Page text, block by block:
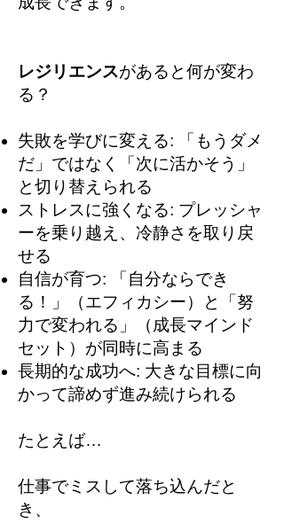
レジリエンスがあると何が変わ
る？
失敗を学びに変える: 「もうダメ
だ」ではなく
「次に活かそう」
と切り替えられる
ストレスに強くなる: プレッシャ
ーを乗り越え、冷静さを取り戻
せる
自信が育つ: 「自分ならでき
る！」（エフィカシー）と「努
力で変われる」（成長マインド
セット）が同時に高まる
長期的な成功へ: 大きな目標に向
かって諦めず進み続けられる
たとえば…
仕事でミスして落ち込んだと
き、